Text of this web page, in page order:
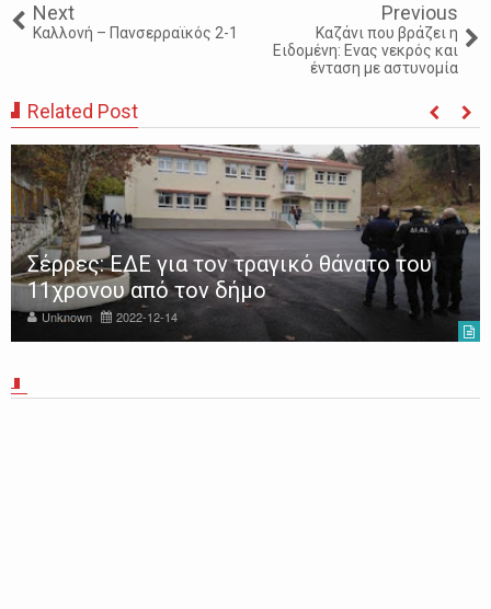
Next
Καλλονή – Πανσερραϊκός 2-1
Previous
Καζάνι που βράζει η
Ειδομένη: Ενας νεκρός και
ένταση με αστυνομία
Related Post
Σέρρες: ΕΔΕ για τον τραγικό θάνατο του
11χρονου από τον δήμο
Unknown 2022-12-14